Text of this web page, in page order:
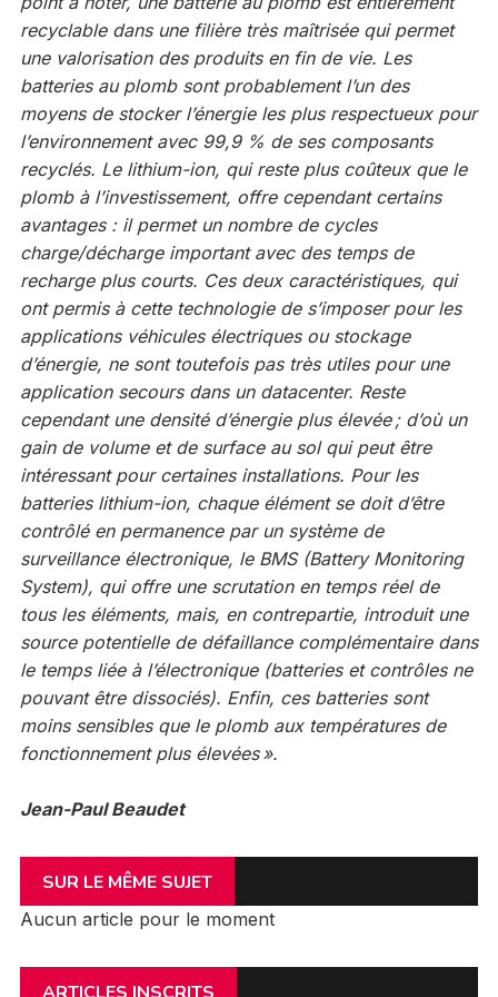
recyclable dans une filière très maîtrisée qui permet
une valorisation des produits en fin de vie. Les
batteries au plomb sont probablement l’un des
moyens de stocker l’énergie les plus respectueux pour
l’environnement avec 99,9 % de ses composants
recyclés. Le lithium-ion, qui reste plus coûteux que le
plomb à l’investissement, offre cependant certains
avantages : il permet un nombre de cycles
charge/décharge important avec des temps de
recharge plus courts. Ces deux caractéristiques, qui
ont permis à cette technologie de s’imposer pour les
applications véhicules électriques ou stockage
d’énergie, ne sont toutefois pas très utiles pour une
application secours dans un datacenter. Reste
cependant une densité d’énergie plus élevée ; d’où un
gain de volume et de surface au sol qui peut être
intéressant pour certaines installations. Pour les
batteries lithium-ion, chaque élément se doit d’être
contrôlé en permanence par un système de
surveillance électronique, le BMS (Battery Monitoring
System), qui offre une scrutation en temps réel de
tous les éléments, mais, en contrepartie, introduit une
source potentielle de défaillance complémentaire dans
le temps liée à l’électronique (batteries et contrôles ne
pouvant être dissociés). Enfin, ces batteries sont
moins sensibles que le plomb aux températures de
fonctionnement plus élevées ».
Jean-Paul Beaudet
SUR LE MÊME SUJET
Aucun article pour le moment